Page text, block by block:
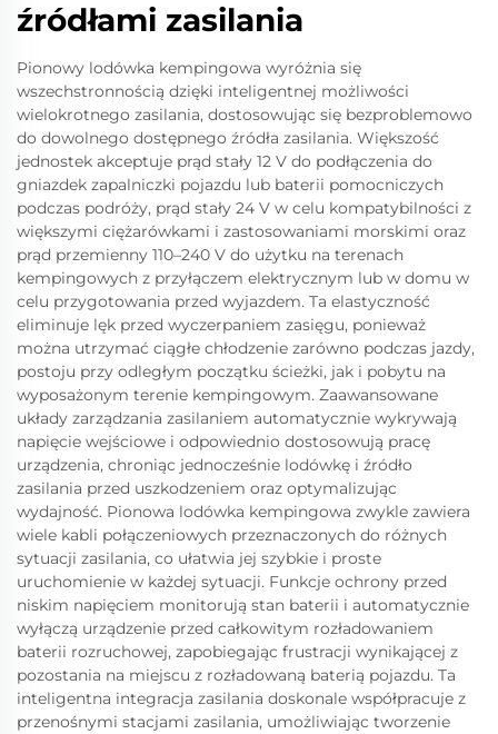
źródłami zasilania
Pionowy lodówka kempingowa wyróżnia się
wszechstronnością dzięki inteligentnej możliwości
wielokrotnego zasilania, dostosowując się bezproblemowo
do dowolnego dostępnego źródła zasilania. Większość
jednostek akceptuje prąd stały 12 V do podłączenia do
gniazdek zapalniczki pojazdu lub baterii pomocniczych
podczas podróży, prąd stały 24 V w celu kompatybilności z
większymi ciężarówkami i zastosowaniami morskimi oraz
prąd przemienny 110–240 V do użytku na terenach
kempingowych z przyłączem elektrycznym lub w domu w
celu przygotowania przed wyjazdem. Ta elastyczność
eliminuje lęk przed wyczerpaniem zasięgu, ponieważ
można utrzymać ciągłe chłodzenie zarówno podczas jazdy,
postoju przy odległym początku ścieżki, jak i pobytu na
wyposażonym terenie kempingowym. Zaawansowane
układy zarządzania zasilaniem automatycznie wykrywają
napięcie wejściowe i odpowiednio dostosowują pracę
urządzenia, chroniąc jednocześnie lodówkę i źródło
zasilania przed uszkodzeniem oraz optymalizując
wydajność. Pionowa lodówka kempingowa zwykle zawiera
wiele kabli połączeniowych przeznaczonych do różnych
sytuacji zasilania, co ułatwia jej szybkie i proste
uruchomienie w każdej sytuacji. Funkcje ochrony przed
niskim napięciem monitorują stan baterii i automatycznie
wyłączą urządzenie przed całkowitym rozładowaniem
baterii rozruchowej, zapobiegając frustracji wynikającej z
pozostania na miejscu z rozładowaną baterią pojazdu. Ta
inteligentna integracja zasilania doskonale współpracuje z
przenośnymi stacjami zasilania, umożliwiając tworzenie